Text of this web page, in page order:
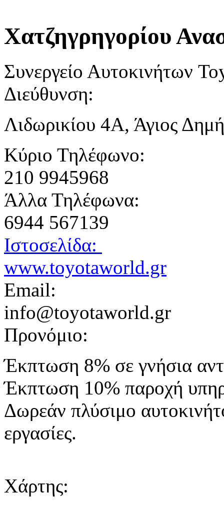
Χατζηγρηγορίου
Συνεργείο Αυτοκινήτων
Διεύθυνση:
Λιδωρικίου 4Α, Άγιος
Κύριο Τηλέφωνο:
210 9945968
Άλλα Τηλέφωνα:
6944 567139
Ιστοσελίδα:
www.toyotaworld.gr
Email:
info@toyotaworld.gr
Προνόμιο:
Έκπτωση 8% σε γνήσια
Έκπτωση 10% παροχή
Δωρεάν πλύσιμο
εργασίες.
Χάρτης: